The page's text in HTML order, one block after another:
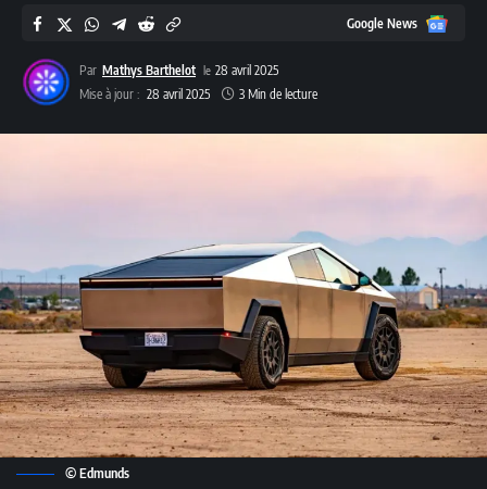
Par Mathys Barthelot
28 avril 2025
Mise à jour : 28 avril 2025 3 Min de lecture
Google News Google
© Edmunds